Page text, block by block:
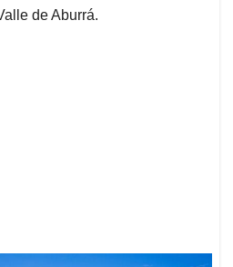
de Aburrá.